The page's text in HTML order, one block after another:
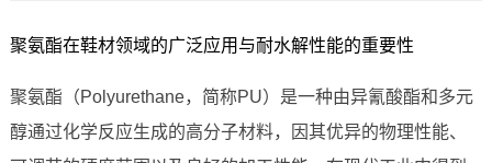
聚氨酯在鞋材领域的广泛应用与耐水解性能的重要性
聚氨酯（Polyurethane，简称PU）是一种由异氰酸酯和多元
醇通过化学反应生成的高分子材料，因其优异的物理性能、